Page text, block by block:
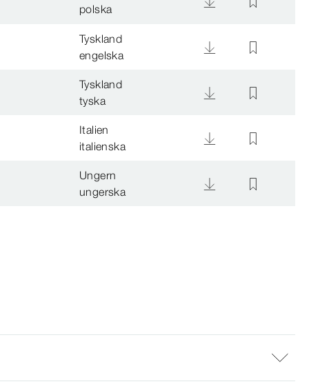
polska
Tyskland
engelska
Tyskland
tyska
Italien
italienska
Ungern
ungerska